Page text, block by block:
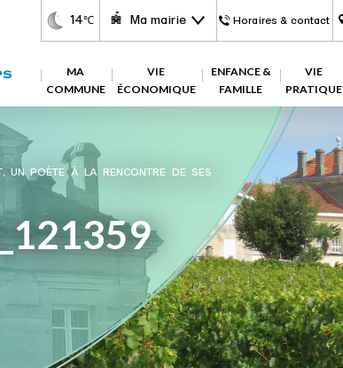
14℃ Ma mairie Horaires & contact
MA
COMMUNE
VIE
ÉCONOMIQUE
ENFANCE &
FAMILLE
VIE
PRATIQUE
UN POÈTE À LA RENCONTRE DE SES